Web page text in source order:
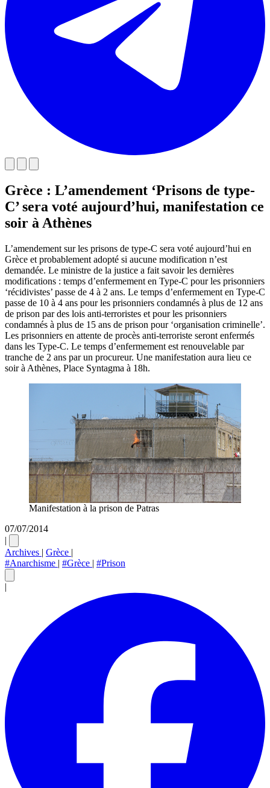
Grèce : L’amendement ‘Prisons de type-
C’ sera voté aujourd’hui, manifestation ce
soir à Athènes
L’amendement sur les prisons de type-C sera voté aujourd’hui en
Grèce et probablement adopté si aucune modification n’est
demandée. Le ministre de la justice a fait savoir les dernières
modifications : temps d’enfermement en Type-C pour les prisonniers
‘récidivistes’ passe de 4 à 2 ans. Le temps d’enfermement en Type-C
passe de 10 à 4 ans pour les prisonniers condamnés à plus de 12 ans
de prison par des lois anti-terroristes et pour les prisonniers
condamnés à plus de 15 ans de prison pour ‘organisation criminelle’.
Les prisonniers en attente de procès anti-terroriste seront enfermés
dans les Type-C. Le temps d’enfermement est renouvelable par
tranche de 2 ans par un procureur. Une manifestation aura lieu ce
soir à Athènes, Place Syntagma à 18h.
Manifestation à la prison de Patras
07/07/2014
|
Archives | Grèce |
#Anarchisme | #Grèce | #Prison
|